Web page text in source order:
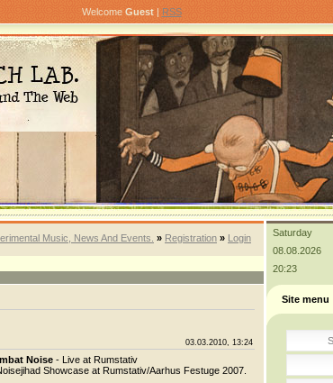
Welcome Guest| RSS
Music, News And Events. » Registration » Login
Saturday
08.08.2026
20:23
03.03.2010, 13:24
Noise - Live at Rumstativ
Showcase at Rumstativ/Aarhus Festuge 2007.
Site menu